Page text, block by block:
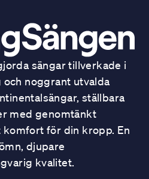
sängar tillverkade i
noggrant utvalda
ställbara
med genomtänkt
för din kropp. En
djupare
kvalitet.